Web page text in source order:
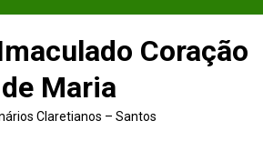
Coração
de Maria
Claretianos – Santos